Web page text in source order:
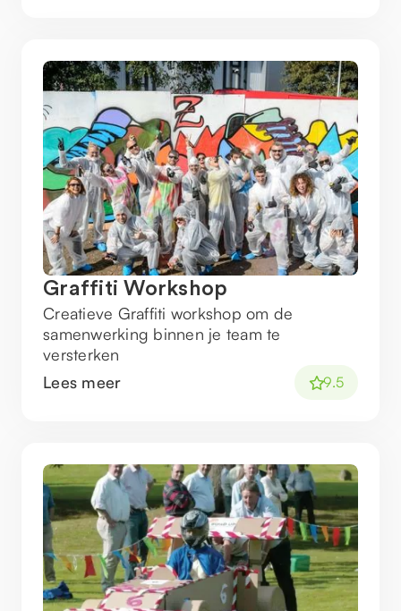
Graffiti Workshop
Creatieve Graffiti workshop om de
samenwerking binnen je team te
versterken
Lees meer
9.5